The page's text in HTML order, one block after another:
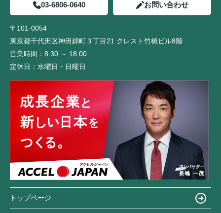
03-6806-0640 お問い合わせ
〒101-0054
東京都千代田区神田錦町３丁目21 クレスト竹橋ビル8階
営業時間： 8:30 ～ 18:00
定休日： 水曜日・日曜日
トップページ